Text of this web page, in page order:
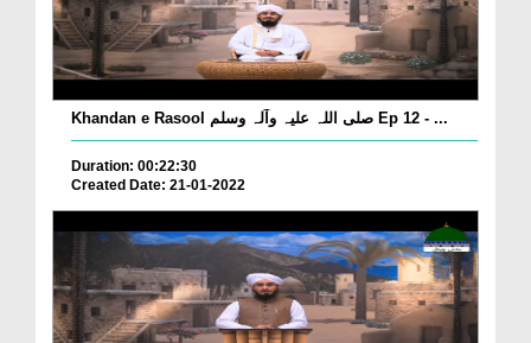
Khandan e Rasool صلی اللہ علیہ وآلہ وسلم Ep 12 - ...
Duration: 00:22:30
Created Date: 21-01-2022